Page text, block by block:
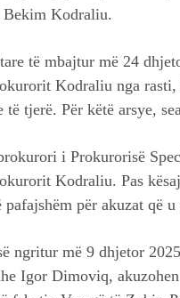
Kodraliu.
të mbajtur më 24
Kodraliu nga rasti,
të tjerë. Për këtë arsye,
i Prokurorisë
Kodraliu. Pas
për akuzat që
ngritur më 9 dhjetor
Igor Dimoviq,